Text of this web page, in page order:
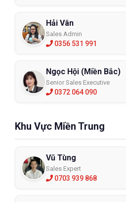
Hải Vân
Sales Admin
0356 531 991
Ngọc Hội (Miền Bắc)
Senior Sales Executive
0372 064 090
Khu Vực Miền Trung
Vũ Tùng
Sales Expert
0703 939 868